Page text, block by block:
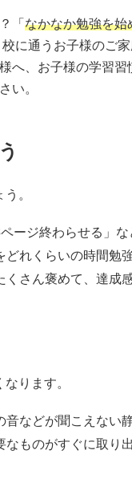
「 なかなか勉強を始
に通うお子様のご
へ、お子様の学習
い。
。
ージ終わらせる」
どれくらいの時間勉
くさん褒めて、達成
ります。
音などが聞こえない
なものがすぐに取り